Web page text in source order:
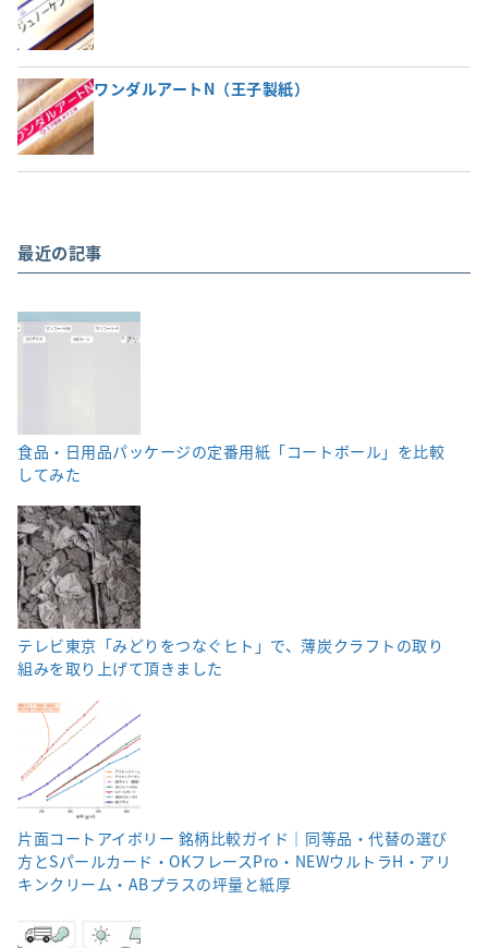
ワンダルアートN（王子製紙）
最近の記事
食品・日用品パッケージの定番用紙「コートボール」を比較
してみた
テレビ東京「みどりをつなぐヒト」で、薄炭クラフトの取り
組みを取り上げて頂きました
片面コートアイボリー 銘柄比較ガイド｜同等品・代替の選び
方とSパールカード・OKフレースPro・NEWウルトラH・アリ
キンクリーム・ABプラスの坪量と紙厚